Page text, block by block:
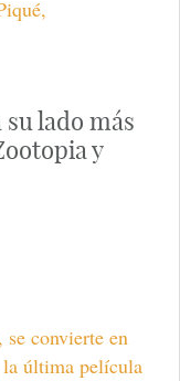
su lado más
y
convierte en
última película